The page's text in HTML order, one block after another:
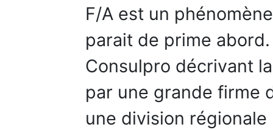
F/A est un
parait de prime
Consulpro décrivant
par une grande firme
une division